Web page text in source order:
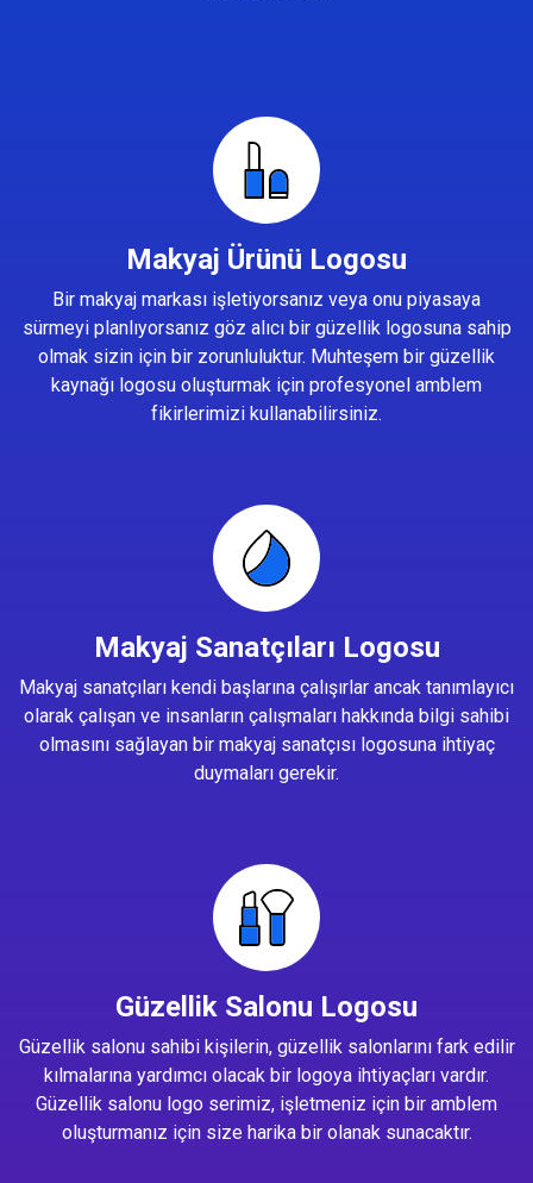
Makyaj Ürünü Logosu
Bir makyaj markası işletiyorsanız veya onu piyasaya
sürmeyi planlıyorsanız göz alıcı bir güzellik logosuna sahip
olmak sizin için bir zorunluluktur. Muhteşem bir güzellik
kaynağı logosu oluşturmak için profesyonel amblem
fikirlerimizi kullanabilirsiniz.
Makyaj Sanatçıları Logosu
Makyaj sanatçıları kendi başlarına çalışırlar ancak tanımlayıcı
olarak çalışan ve insanların çalışmaları hakkında bilgi sahibi
olmasını sağlayan bir makyaj sanatçısı logosuna ihtiyaç
duymaları gerekir.
Güzellik Salonu Logosu
Güzellik salonu sahibi kişilerin, güzellik salonlarını fark edilir
kılmalarına yardımcı olacak bir logoya ihtiyaçları vardır.
Güzellik salonu logo serimiz, işletmeniz için bir amblem
oluşturmanız için size harika bir olanak sunacaktır.